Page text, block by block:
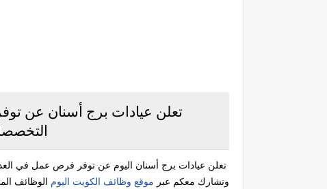
تعلن عيادات برج أسنان عن
تعلن عيادات برج أسنان اليوم عن توفر فرص عمل في
ونشارك معكم عبر موقع وظائف الكويت اليوم الوظائف